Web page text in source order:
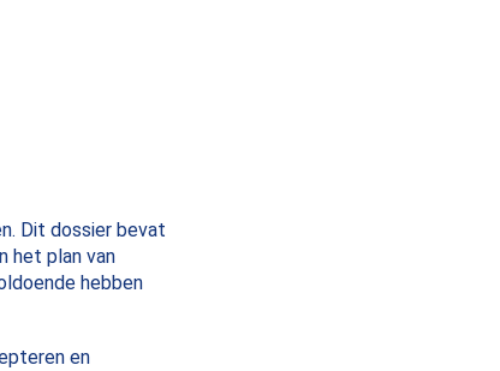
Dit dossier bevat
het plan van
hebben
en